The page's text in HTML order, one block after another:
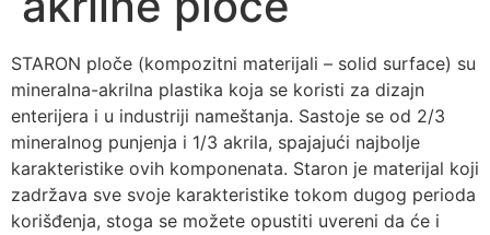
STARON ploče (kompozitni materijali – solid surface) su
mineralna-akrilna plastika koja se koristi za dizajn
enterijera i u industriji nameštanja. Sastoje se od 2/3
mineralnog punjenja i 1/3 akrila, spajajući najbolje
karakteristike ovih komponenata. Staron je materijal koji
zadržava sve svoje karakteristike tokom dugog perioda
korišđenja, stoga se možete opustiti uvereni da će i